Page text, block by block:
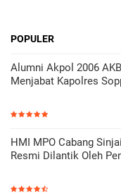
POPULER
Alumni Akpol 2006
Menjabat Kapolres
HMI MPO Cabang
Resmi Dilantik Oleh